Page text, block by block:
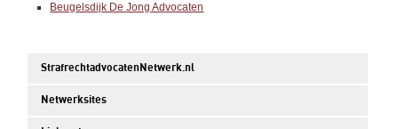
Beugelsdijk De Jong Advocaten
StrafrechtadvocatenNetwerk.nl
Netwerksites